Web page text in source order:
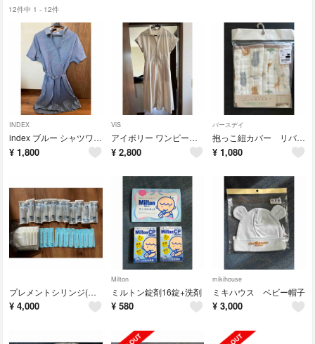
12件中 1 - 12件
INDEX
index ブルー シャツワンピース Mサイズ
¥ 1,800
ViS
アイボリー ワンピース (サイズF インナー付き】
¥ 2,800
バースデイ
抱っこ紐カバー リバーシブル【新品未使用】
¥ 1,080
プレメントシリンジ(未使用11回分)
¥ 4,000
Milton
ミルトン錠剤16錠+洗剤
¥ 580
mikihouse
ミキハウス ベビー帽子
¥ 3,000